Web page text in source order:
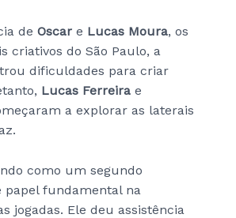
de Oscar e Lucas Moura, os
criativos do São Paulo, a
dificuldades para criar
Lucas Ferreira e
a explorar as laterais
como um segundo
papel fundamental na
jogadas. Ele deu assistência